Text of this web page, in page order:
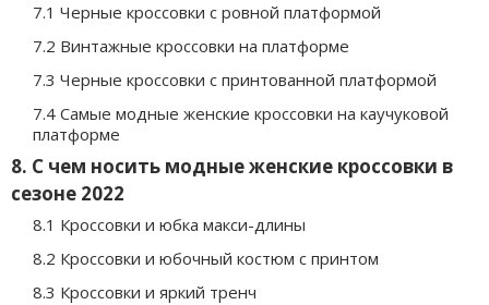
7.1 Черные кроссовки с ровной платформой
7.2 Винтажные кроссовки на платформе
7.3 Черные кроссовки с принтованной платформой
7.4 Самые модные женские кроссовки на каучуковой
платформе
8. С чем носить модные женские кроссовки в
сезоне 2022
8.1 Кроссовки и юбка макси-длины
8.2 Кроссовки и юбочный костюм с принтом
8.3 Кроссовки и яркий тренч